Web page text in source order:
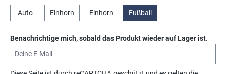
Auto Einhorn Einhorn Fußball
Benachrichtige mich, sobald das Produkt wieder auf Lager ist.